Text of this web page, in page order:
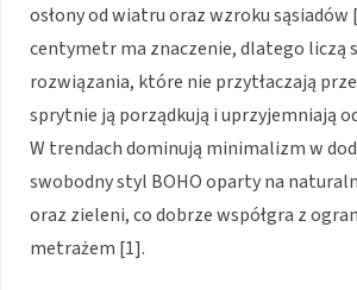
osłony od wiatru oraz wzroku sąsiadów
centymetr ma znaczenie, dlatego liczą
rozwiązania, które nie przytłaczają
sprytnie ją porządkują i uprzyjemniają
W trendach dominują minimalizm w
swobodny styl BOHO oparty na
oraz zieleni, co dobrze współgra z
metrażem [1].